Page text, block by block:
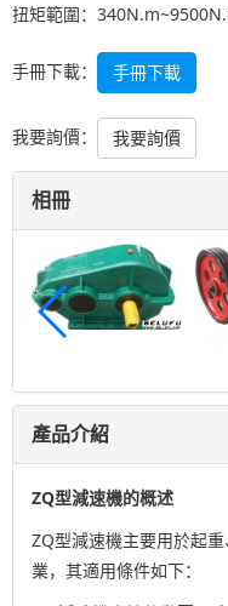
扭矩範圍：
手冊下載： 手冊下載
我要詢價： 我要詢價
相冊
產品介紹
ZQ型減速機的概述
ZQ型減速機主要用於起
業，其適用條件如下：